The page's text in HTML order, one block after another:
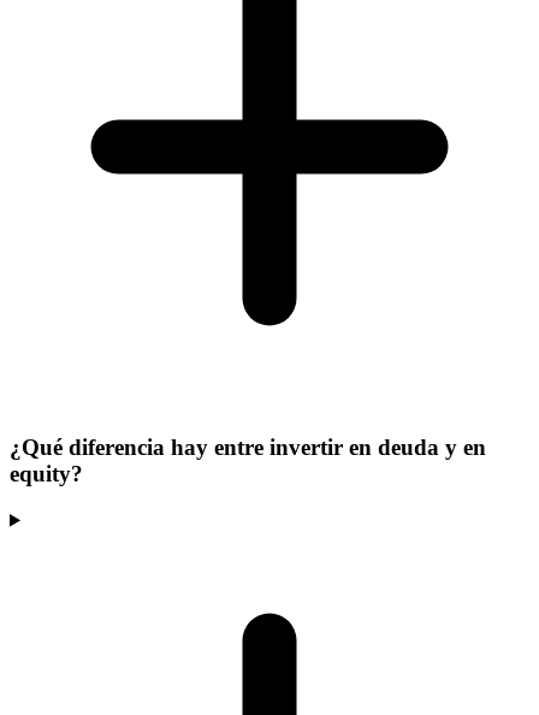
¿Qué diferencia hay entre invertir en deuda y en
equity?